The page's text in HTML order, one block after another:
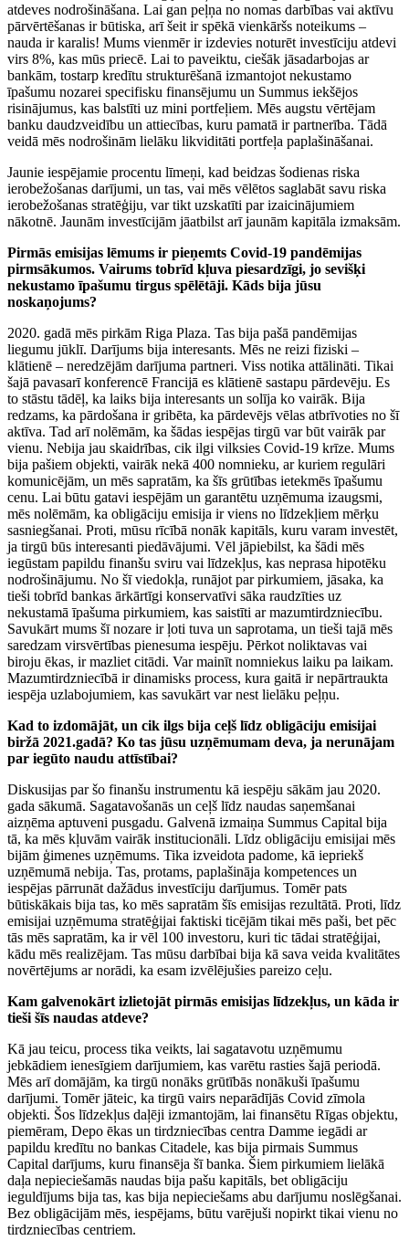
atdeves nodrošināšana. Lai gan peļņa no nomas darbības vai aktīvu
pārvērtēšanas ir būtiska, arī šeit ir spēkā vienkāršs noteikums –
nauda ir karalis! Mums vienmēr ir izdevies noturēt investīciju atdevi
virs 8%, kas mūs priecē. Lai to paveiktu, ciešāk jāsadarbojas ar
bankām, tostarp kredītu strukturēšanā izmantojot nekustamo
īpašumu nozarei specifisku finansējumu un Summus iekšējos
risinājumus, kas balstīti uz mini portfeļiem. Mēs augstu vērtējam
banku daudzveidību un attiecības, kuru pamatā ir partnerība. Tādā
veidā mēs nodrošinām lielāku likviditāti portfeļa paplašināšanai.
Jaunie iespējamie procentu līmeņi, kad beidzas šodienas riska
ierobežošanas darījumi, un tas, vai mēs vēlētos saglabāt savu riska
ierobežošanas stratēģiju, var tikt uzskatīti par izaicinājumiem
nākotnē. Jaunām investīcijām jāatbilst arī jaunām kapitāla izmaksām.
Pirmās emisijas lēmums ir pieņemts Covid-19 pandēmijas
pirmsākumos. Vairums tobrīd kļuva piesardzīgi, jo sevišķi
nekustamo īpašumu tirgus spēlētāji. Kāds bija jūsu
noskaņojums?
2020. gadā mēs pirkām Riga Plaza. Tas bija pašā pandēmijas
liegumu jūklī. Darījums bija interesants. Mēs ne reizi fiziski –
klātienē – neredzējām darījuma partneri. Viss notika attālināti. Tikai
šajā pavasarī konferencē Francijā es klātienē sastapu pārdevēju. Es
to stāstu tādēļ, ka laiks bija interesants un solīja ko vairāk. Bija
redzams, ka pārdošana ir gribēta, ka pārdevējs vēlas atbrīvoties no šī
aktīva. Tad arī nolēmām, ka šādas iespējas tirgū var būt vairāk par
vienu. Nebija jau skaidrības, cik ilgi vilksies Covid-19 krīze. Mums
bija pašiem objekti, vairāk nekā 400 nomnieku, ar kuriem regulāri
komunicējām, un mēs sapratām, ka šīs grūtības ietekmēs īpašumu
cenu. Lai būtu gatavi iespējām un garantētu uzņēmuma izaugsmi,
mēs nolēmām, ka obligāciju emisija ir viens no līdzekļiem mērķu
sasniegšanai. Proti, mūsu rīcībā nonāk kapitāls, kuru varam investēt,
ja tirgū būs interesanti piedāvājumi. Vēl jāpiebilst, ka šādi mēs
iegūstam papildu finanšu sviru vai līdzekļus, kas neprasa hipotēku
nodrošinājumu. No šī viedokļa, runājot par pirkumiem, jāsaka, ka
tieši tobrīd bankas ārkārtīgi konservatīvi sāka raudzīties uz
nekustamā īpašuma pirkumiem, kas saistīti ar mazumtirdzniecību.
Savukārt mums šī nozare ir ļoti tuva un saprotama, un tieši tajā mēs
saredzam virsvērtības pienesuma iespēju. Pērkot noliktavas vai
biroju ēkas, ir mazliet citādi. Var mainīt nomniekus laiku pa laikam.
Mazumtirdzniecībā ir dinamisks process, kura gaitā ir nepārtraukta
iespēja uzlabojumiem, kas savukārt var nest lielāku peļņu.
Kad to izdomājāt, un cik ilgs bija ceļš līdz obligāciju emisijai
biržā 2021.gadā? Ko tas jūsu uzņēmumam deva, ja nerunājam
par iegūto naudu attīstībai?
Diskusijas par šo finanšu instrumentu kā iespēju sākām jau 2020.
gada sākumā. Sagatavošanās un ceļš līdz naudas saņemšanai
aizņēma aptuveni pusgadu. Galvenā izmaiņa Summus Capital bija
tā, ka mēs kļuvām vairāk institucionāli. Līdz obligāciju emisijai mēs
bijām ģimenes uzņēmums. Tika izveidota padome, kā iepriekš
uzņēmumā nebija. Tas, protams, paplašināja kompetences un
iespējas pārrunāt dažādus investīciju darījumus. Tomēr pats
būtiskākais bija tas, ko mēs sapratām šīs emisijas rezultātā. Proti, līdz
emisijai uzņēmuma stratēģijai faktiski ticējām tikai mēs paši, bet pēc
tās mēs sapratām, ka ir vēl 100 investoru, kuri tic tādai stratēģijai,
kādu mēs realizējam. Tas mūsu darbībai bija kā sava veida kvalitātes
novērtējums ar norādi, ka esam izvēlējušies pareizo ceļu.
Kam galvenokārt izlietojāt pirmās emisijas līdzekļus, un kāda ir
tieši šīs naudas atdeve?
Kā jau teicu, process tika veikts, lai sagatavotu uzņēmumu
jebkādiem ienesīgiem darījumiem, kas varētu rasties šajā periodā.
Mēs arī domājām, ka tirgū nonāks grūtībās nonākuši īpašumu
darījumi. Tomēr jāteic, ka tirgū vairs neparādījās Covid zīmola
objekti. Šos līdzekļus daļēji izmantojām, lai finansētu Rīgas objektu,
piemēram, Depo ēkas un tirdzniecības centra Damme iegādi ar
papildu kredītu no bankas Citadele, kas bija pirmais Summus
Capital darījums, kuru finansēja šī banka. Šiem pirkumiem lielākā
daļa nepieciešamās naudas bija pašu kapitāls, bet obligāciju
ieguldījums bija tas, kas bija nepieciešams abu darījumu noslēgšanai.
Bez obligācijām mēs, iespējams, būtu varējuši nopirkt tikai vienu no
tirdzniecības centriem.